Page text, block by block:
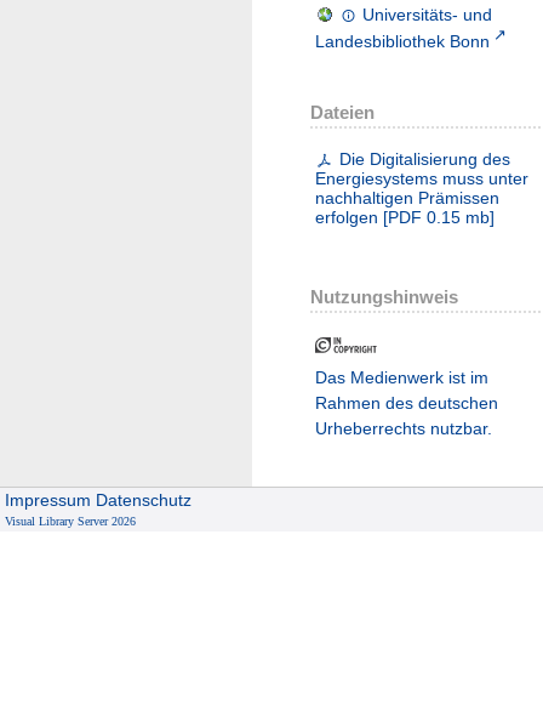
Universitäts- und
Landesbibliothek Bonn
Dateien
Die Digitalisierung des
Energiesystems muss unter
nachhaltigen Prämissen
erfolgen [PDF 0.15 mb]
Nutzungshinweis
Das Medienwerk ist im
Rahmen des deutschen
Urheberrechts nutzbar.
Impressum Datenschutz
Visual Library Server 2026